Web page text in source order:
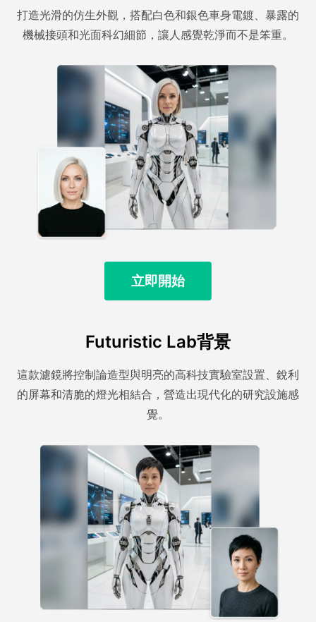
打造光滑的仿生外觀，搭配白色和銀色車身電鍍、暴露的
機械接頭和光面科幻細節，讓人感覺乾淨而不是笨重。
立即開始
Futuristic Lab背景
這款濾鏡將控制論造型與明亮的高科技實驗室設置、銳利
的屏幕和清脆的燈光相結合，營造出現代化的研究設施感
覺。